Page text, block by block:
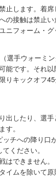
止します。着
の接触は禁止い
ニフォーム・グ
選手ウォーミ
能です。それ以
りキックオフ
出したり、選
す。
ッチへの降り口
ください。
はできません。
イムを除いて